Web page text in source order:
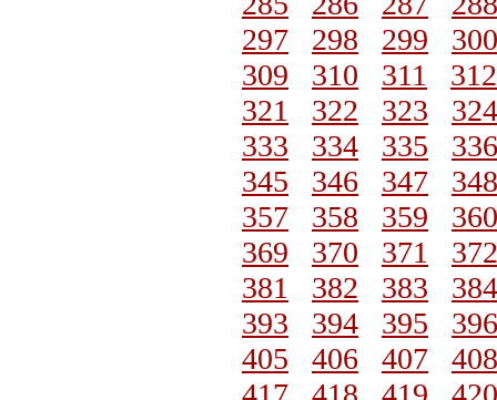
297
298 299
300
309
310 311
312
321
322 323
324
333
334 335
336
345
346 347
348
357
358 359
360
369
370 371
372
381
382 383
384
393
394 395
396
405
406 407
408